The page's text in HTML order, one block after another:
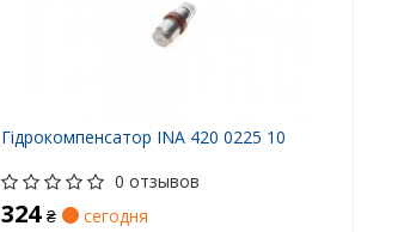
Гідрокомпенсатор INA 420 0225 10
0 отзывов
324₴
сегодня